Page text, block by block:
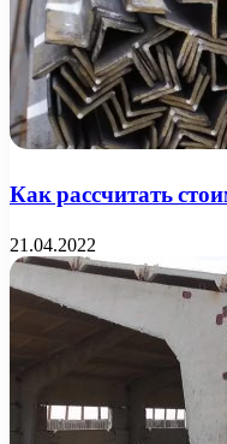
Как рассчитать
21.04.2022